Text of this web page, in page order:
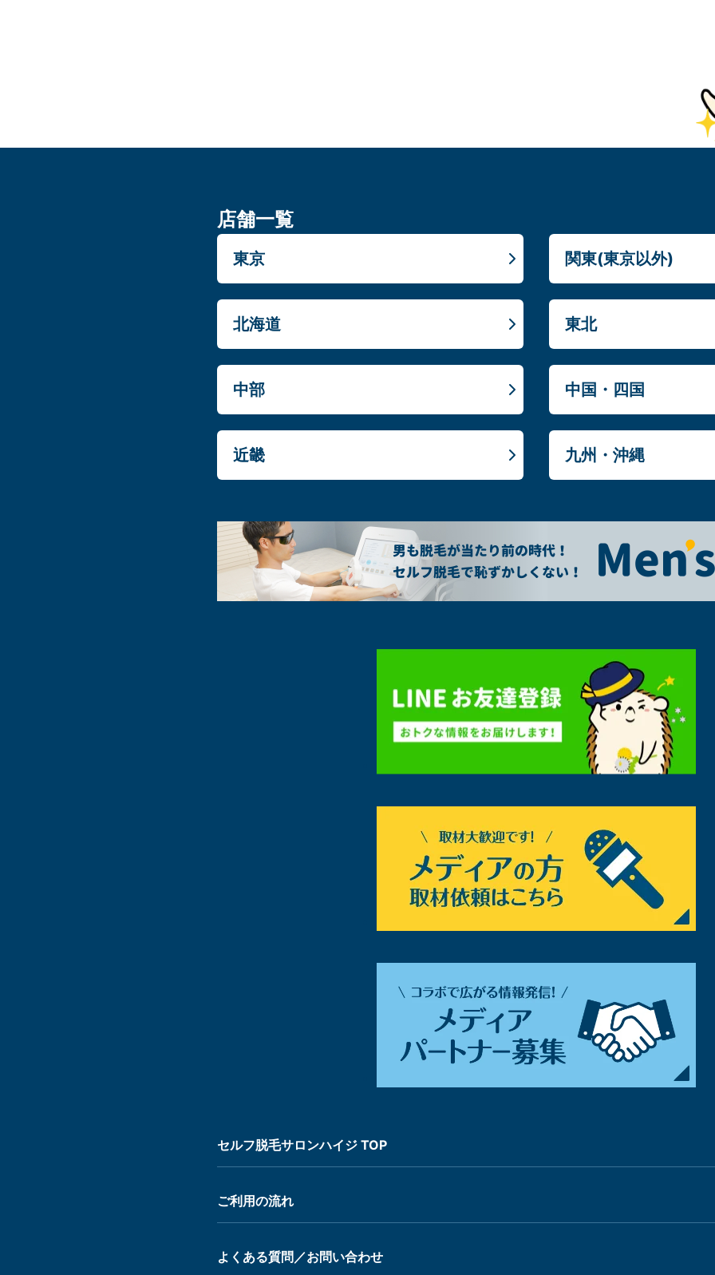
店舗一覧
東京 関東(東京以外)
北海道 東北
中部 中国・四国
近畿 九州・沖縄
セルフ脱毛サロンハイジ TOP
ご利用の流れ
よくある質問／お問い合わせ